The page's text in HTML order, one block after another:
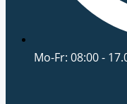
Mo-Fr: 08:00 -